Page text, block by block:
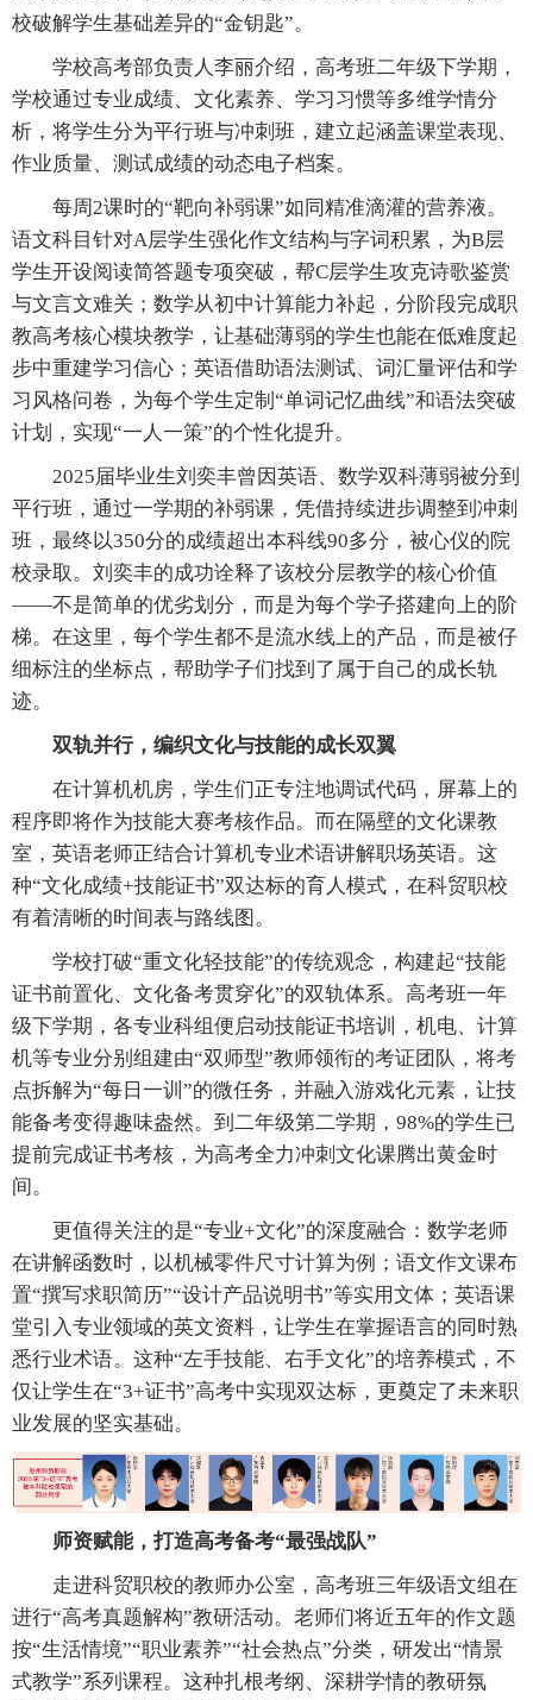
校破解学生基础差异的“金钥匙”。
学校高考部负责人李丽介绍，高考班二年级下学期，
学校通过专业成绩、文化素养、学习习惯等多维学情分
析，将学生分为平行班与冲刺班，建立起涵盖课堂表现、
作业质量、测试成绩的动态电子档案。
每周2课时的“靶向补弱课”如同精准滴灌的营养液。
语文科目针对A层学生强化作文结构与字词积累，为B层
学生开设阅读简答题专项突破，帮C层学生攻克诗歌鉴赏
与文言文难关；数学从初中计算能力补起，分阶段完成职
教高考核心模块教学，让基础薄弱的学生也能在低难度起
步中重建学习信心；英语借助语法测试、词汇量评估和学
习风格问卷，为每个学生定制“单词记忆曲线”和语法突破
计划，实现“一人一策”的个性化提升。
2025届毕业生刘奕丰曾因英语、数学双科薄弱被分到
平行班，通过一学期的补弱课，凭借持续进步调整到冲刺
班，最终以350分的成绩超出本科线90多分，被心仪的院
校录取。刘奕丰的成功诠释了该校分层教学的核心价值
——不是简单的优劣划分，而是为每个学子搭建向上的阶
梯。在这里，每个学生都不是流水线上的产品，而是被仔
细标注的坐标点，帮助学子们找到了属于自己的成长轨
迹。
双轨并行，编织文化与技能的成长双翼
在计算机机房，学生们正专注地调试代码，屏幕上的
程序即将作为技能大赛考核作品。而在隔壁的文化课教
室，英语老师正结合计算机专业术语讲解职场英语。这
种“文化成绩+技能证书”双达标的育人模式，在科贸职校
有着清晰的时间表与路线图。
学校打破“重文化轻技能”的传统观念，构建起“技能
证书前置化、文化备考贯穿化”的双轨体系。高考班一年
级下学期，各专业科组便启动技能证书培训，机电、计算
机等专业分别组建由“双师型”教师领衔的考证团队，将考
点拆解为“每日一训”的微任务，并融入游戏化元素，让技
能备考变得趣味盎然。到二年级第二学期，98%的学生已
提前完成证书考核，为高考全力冲刺文化课腾出黄金时
间。
更值得关注的是“专业+文化”的深度融合：数学老师
在讲解函数时，以机械零件尺寸计算为例；语文作文课布
置“撰写求职简历”“设计产品说明书”等实用文体；英语课
堂引入专业领域的英文资料，让学生在掌握语言的同时熟
悉行业术语。这种“左手技能、右手文化”的培养模式，不
仅让学生在“3+证书”高考中实现双达标，更奠定了未来职
业发展的坚实基础。
师资赋能，打造高考备考“最强战队”
走进科贸职校的教师办公室，高考班三年级语文组在
进行“高考真题解构”教研活动。老师们将近五年的作文题
按“生活情境”“职业素养”“社会热点”分类，研发出“情景
式教学”系列课程。这种扎根考纲、深耕学情的教研氛